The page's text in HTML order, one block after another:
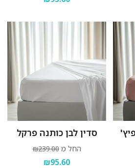
סדין לבן כותנה פרקל
החל מ ₪239.00
₪95.60